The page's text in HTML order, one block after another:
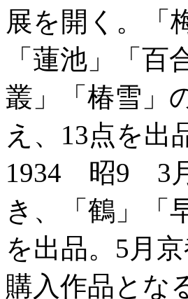
展を開く。「
「蓮池」「
叢」「椿雪」
え、13点を出
1934 昭9 3
き、「鶴」「
を出品。5月
購入作品とな